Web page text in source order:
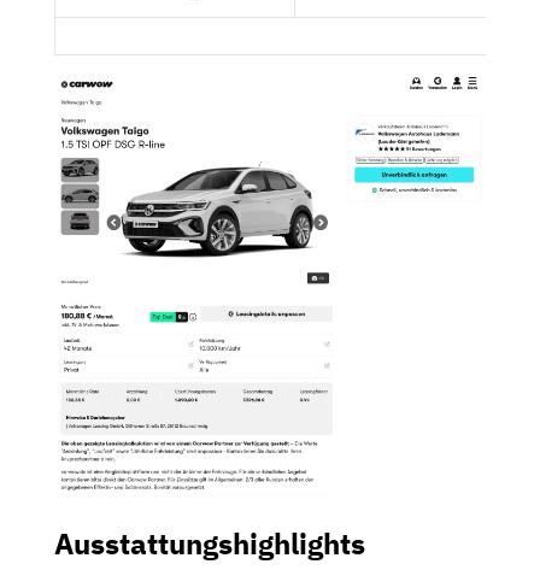
Ausstattungshighlights